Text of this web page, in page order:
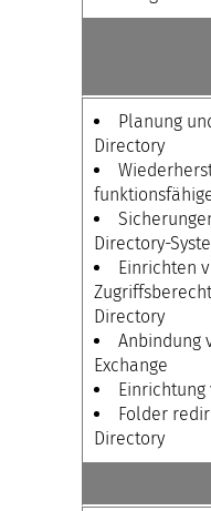
Planung
Directory
Directory-
Einrichten
Directory
Anbindung
Exchange
Folder
Directory